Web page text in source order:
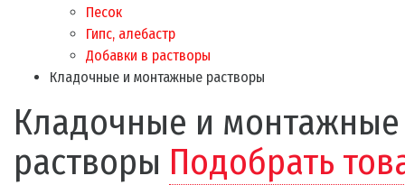
Песок
Гипс, алебастр
Добавки в растворы
Кладочные и монтажные растворы
Кладочные и монтажные
растворы Подобрать